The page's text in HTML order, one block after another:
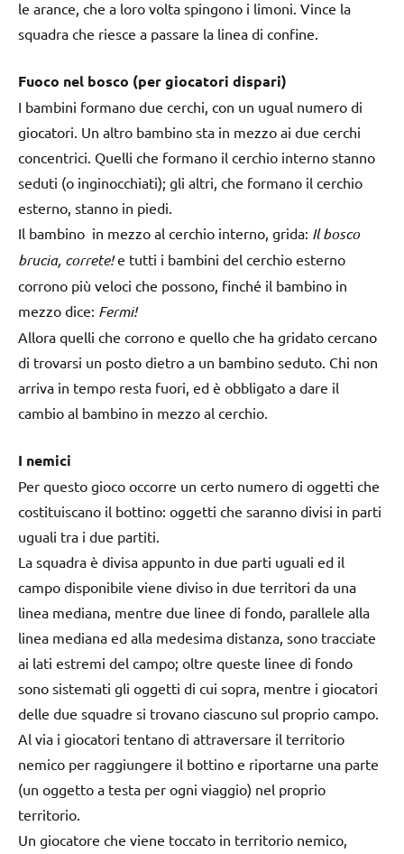
le arance, che a loro volta spingono i limoni. Vince la
squadra che riesce a passare la linea di confine.
Fuoco nel bosco (per giocatori dispari)
I bambini formano due cerchi, con un ugual numero di
giocatori. Un altro bambino sta in mezzo ai due cerchi
concentrici. Quelli che formano il cerchio interno stanno
seduti (o inginocchiati); gli altri, che formano il cerchio
esterno, stanno in piedi.
Il bambino in mezzo al cerchio interno, grida: Il bosco
brucia, correte!e tutti i bambini del cerchio esterno
corrono più veloci che possono, finché il bambino in
mezzo dice: Fermi!
Allora quelli che corrono e quello che ha gridato cercano
di trovarsi un posto dietro a un bambino seduto. Chi non
arriva in tempo resta fuori, ed è obbligato a dare il
cambio al bambino in mezzo al cerchio.
I nemici
Per questo gioco occorre un certo numero di oggetti che
costituiscano il bottino: oggetti che saranno divisi in parti
uguali tra i due partiti.
La squadra è divisa appunto in due parti uguali ed il
campo disponibile viene diviso in due territori da una
linea mediana, mentre due linee di fondo, parallele alla
linea mediana ed alla medesima distanza, sono tracciate
ai lati estremi del campo; oltre queste linee di fondo
sono sistemati gli oggetti di cui sopra, mentre i giocatori
delle due squadre si trovano ciascuno sul proprio campo.
Al via i giocatori tentano di attraversare il territorio
nemico per raggiungere il bottino e riportarne una parte
(un oggetto a testa per ogni viaggio) nel proprio
territorio.
Un giocatore che viene toccato in territorio nemico,